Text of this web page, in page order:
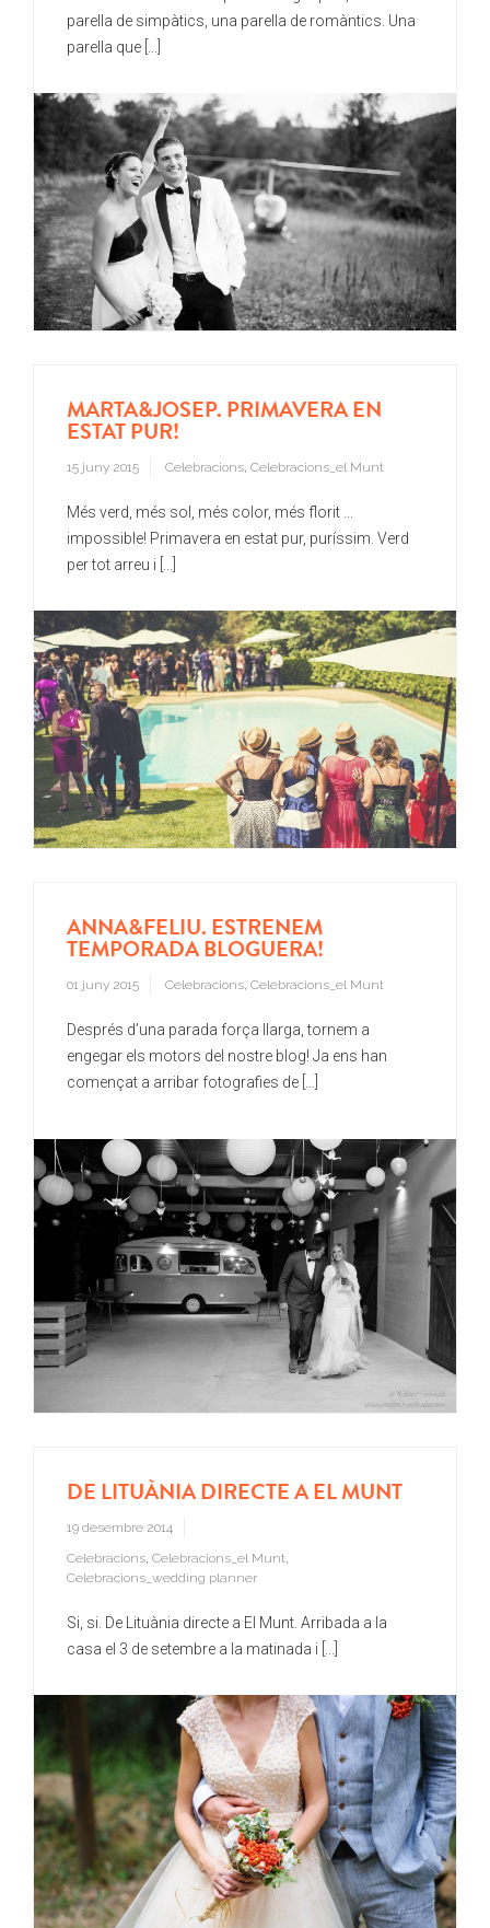
parella de simpàtics, una parella de romàntics. Una
parella que [...]
MARTA&JOSEP. PRIMAVERA EN
ESTAT PUR!
15 juny 2015 Celebracions, Celebracions_el Munt
Més verd, més sol, més color, més florit ...
impossible! Primavera en estat pur, puríssim. Verd
per tot arreu i [...]
ANNA&FELIU. ESTRENEM
TEMPORADA BLOGUERA!
01 juny 2015 Celebracions, Celebracions_el Munt
Després d’una parada força llarga, tornem a
engegar els motors del nostre blog! Ja ens han
començat a arribar fotografies de […]
DE LITUÀNIA DIRECTE A EL MUNT
19 desembre 2014
Celebracions Celebracions_el Munt
Celebracions_wedding planner
Si, si. De Lituània directe a El Munt. Arribada a la
casa el 3 de setembre a la matinada i [...]